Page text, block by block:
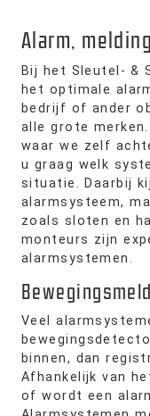
Alarm,
Bij het Sleutel- &
het optimale
bedrijf of ander
alle grote
waar we zelf
u graag welk
situatie. Daarbij
alarmsysteem,
zoals sloten en
monteurs zijn
alarmsystemen.
Veel
binnen, dan
Afhankelijk van
of wordt een